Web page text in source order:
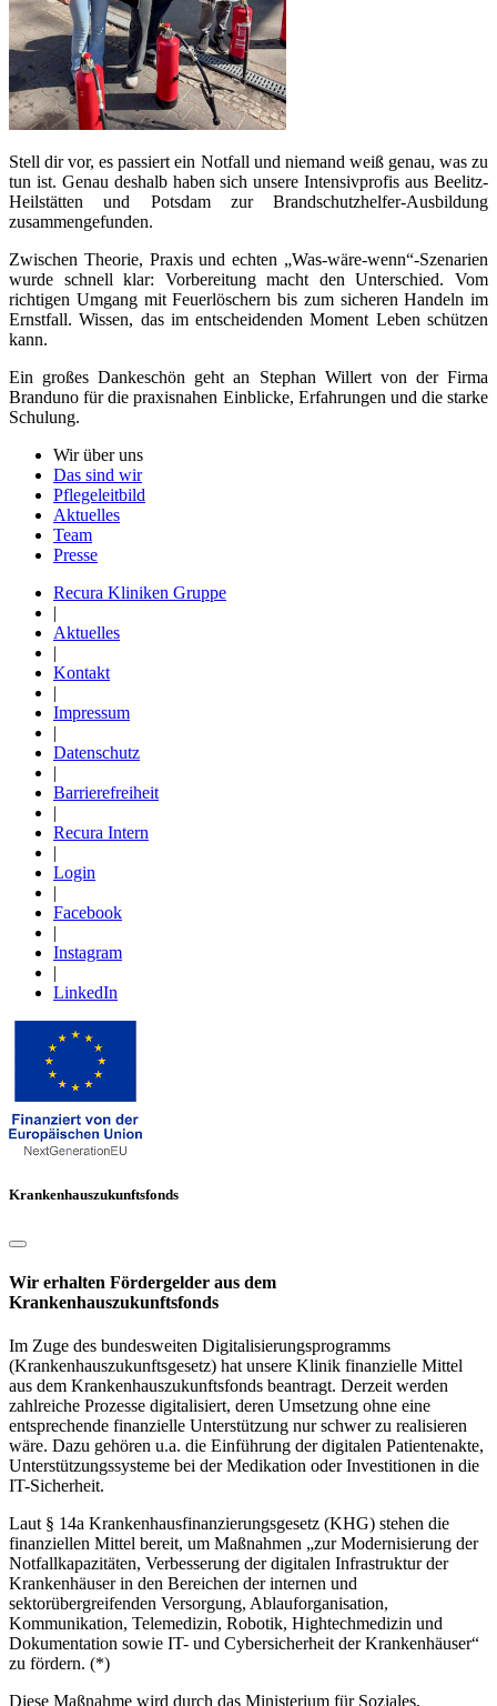
Stell dir vor, es passiert ein Notfall und niemand weiß genau, was zu
tun ist. Genau deshalb haben sich unsere Intensivprofis aus Beelitz-
Heilstätten und Potsdam zur Brandschutzhelfer-Ausbildung
zusammengefunden.
Zwischen Theorie, Praxis und echten „Was-wäre-wenn“-Szenarien
wurde schnell klar: Vorbereitung macht den Unterschied. Vom
richtigen Umgang mit Feuerlöschern bis zum sicheren Handeln im
Ernstfall. Wissen, das im entscheidenden Moment Leben schützen
kann.
Ein großes Dankeschön geht an Stephan Willert von der Firma
Branduno für die praxisnahen Einblicke, Erfahrungen und die starke
Schulung.
Wir über uns
Das sind wir
Pflegeleitbild
Aktuelles
Team
Presse
Recura Kliniken Gruppe
|
Aktuelles
|
Kontakt
|
Impressum
|
Datenschutz
|
Barrierefreiheit
|
Recura Intern
|
Login
|
Facebook
|
Instagram
|
LinkedIn
Krankenhauszukunftsfonds
Wir erhalten Fördergelder aus dem
Krankenhauszukunftsfonds
Im Zuge des bundesweiten Digitalisierungsprogramms
(Krankenhauszukunftsgesetz) hat unsere Klinik finanzielle Mittel
aus dem Krankenhauszukunftsfonds beantragt. Derzeit werden
zahlreiche Prozesse digitalisiert, deren Umsetzung ohne eine
entsprechende finanzielle Unterstützung nur schwer zu realisieren
wäre. Dazu gehören u.a. die Einführung der digitalen Patientenakte,
Unterstützungssysteme bei der Medikation oder Investitionen in die
IT-Sicherheit.
Laut § 14a Krankenhausfinanzierungsgesetz (KHG) stehen die
finanziellen Mittel bereit, um Maßnahmen „zur Modernisierung der
Notfallkapazitäten, Verbesserung der digitalen Infrastruktur der
Krankenhäuser in den Bereichen der internen und
sektorübergreifenden Versorgung, Ablauforganisation,
Kommunikation, Telemedizin, Robotik, Hightechmedizin und
Dokumentation sowie IT- und Cybersicherheit der Krankenhäuser“
zu fördern. (*)
Diese Maßnahme wird durch das Ministerium für Soziales,